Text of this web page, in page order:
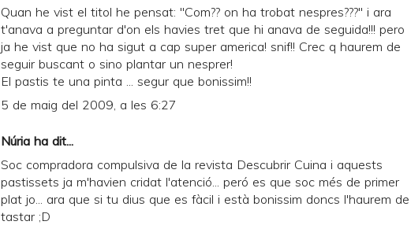
Quan he vist el titol he pensat: "Com?? on ha trobat nespres???" i ara
t'anava a preguntar d'on els havies tret que hi anava de seguida!!! pero
ja he vist que no ha sigut a cap super america! snif!! Crec q haurem de
seguir buscant o sino plantar un nesprer!
El pastis te una pinta ... segur que bonissim!!
5 de maig del 2009, a les 6:27
Núria ha dit...
Soc compradora compulsiva de la revista Descubrir Cuina i aquests
pastissets ja m'havien cridat l'atenció... peró es que soc més de primer
plat jo... ara que si tu dius que es fàcil i està bonissim doncs l'haurem de
tastar ;D